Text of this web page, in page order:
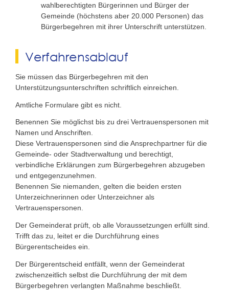
wahlberechtigten Bürgerinnen und Bürger der
Gemeinde (höchstens aber 20.000 Personen) das
Bürgerbegehren mit ihrer Unterschrift unterstützen.
Verfahrensablauf
Sie müssen das Bürgerbegehren mit den
Unterstützungsunterschriften schriftlich einreichen.
Amtliche Formulare gibt es nicht.
Benennen Sie möglichst bis zu drei Vertrauenspersonen mit
Namen und Anschriften.
Diese Vertrauenspersonen sind die Ansprechpartner für die
Gemeinde- oder Stadtverwaltung und berechtigt,
verbindliche Erklärungen zum Bürgerbegehren abzugeben
und entgegenzunehmen.
Benennen Sie niemanden, gelten die beiden ersten
Unterzeichnerinnen oder Unterzeichner als
Vertrauenspersonen.
Der Gemeinderat prüft, ob alle Voraussetzungen erfüllt sind.
Trifft das zu, leitet er die Durchführung eines
Bürgerentscheides ein.
Der Bürgerentscheid entfällt, wenn der Gemeinderat
zwischenzeitlich selbst die Durchführung der mit dem
Bürgerbegehren verlangten Maßnahme beschließt.